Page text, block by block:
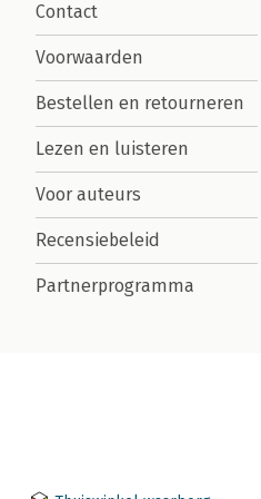
Contact
Voorwaarden
Bestellen en retourneren
Lezen en luisteren
Voor auteurs
Recensiebeleid
Partnerprogramma